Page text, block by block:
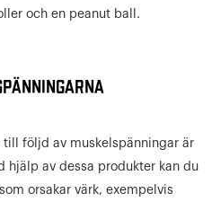
och en peanut ball.
följd av muskelspänningar är
hjälp av dessa produkter kan du
orsakar värk, exempelvis